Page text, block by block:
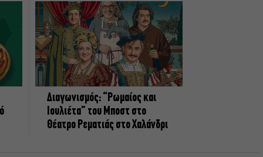
Διαγωνισμός: “Ρωμαίος και
Ιουλιέτα” του Μποστ στο
Θέατρο Ρεματιάς στο Χαλάνδρι